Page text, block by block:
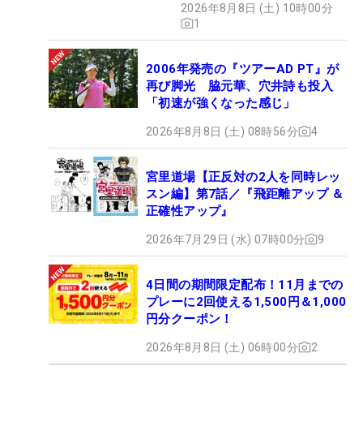
2026年8月8日 (土) 10時00分
1
2006年発売の『ツアーAD PT』が
再び脚光 脇元華、穴井詩も投入
「初速が強くなった感じ」
2026年8月8日 (土) 08時56分 4
宮里道場【正反対の2人を同時レッ
スン編】第7話／『飛距離アップ ＆
正確性アップ』
2026年7月29日 (水) 07時00分 9
4日間の期間限定配布！11月までの
プレーに2回使える1,500円＆1,000
円分クーポン！
2026年8月8日 (土) 06時00分 2